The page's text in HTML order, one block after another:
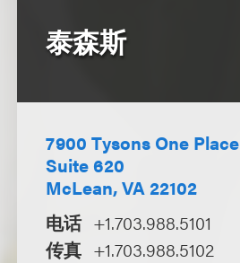
泰森斯
7900 Tysons One Place
Suite 620
McLean, VA 22102
电话 +1.703.988.5101
传真 +1.703.988.5102